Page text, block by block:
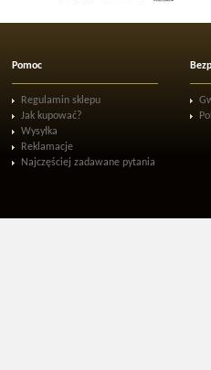
Pomoc
Regulamin sklepu
Jak kupować?
Wysyłka
Reklamacje
Najczęściej zadawane pytania